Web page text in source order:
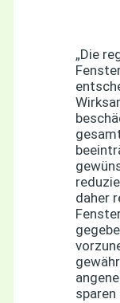
„Die
daher
sparen